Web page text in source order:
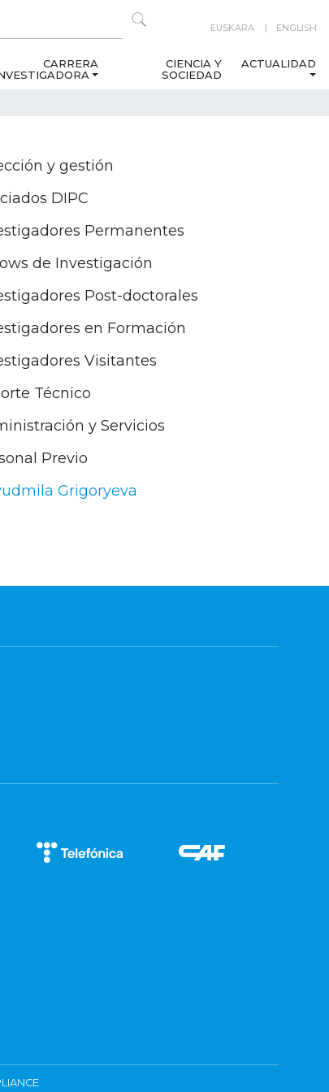
EUSKARA ENGLISH
CARRERA
CIENCIA Y
SOCIEDAD
ACTUALIDAD
y gestión
DIPC
Permanentes
de Investigación
Post-doctorales
en Formación
Visitantes
Técnico
y Servicios
Previo
Grigoryeva